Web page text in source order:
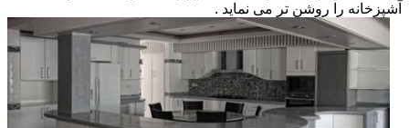
آشپزخانه را روشن تر می نماید .